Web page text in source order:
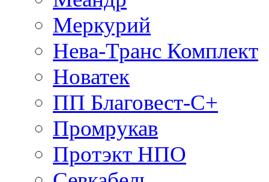
Меркурий
Нева-Транс Комплект
Новатек
ПП Благовест-С+
Промрукав
Протэкт НПО